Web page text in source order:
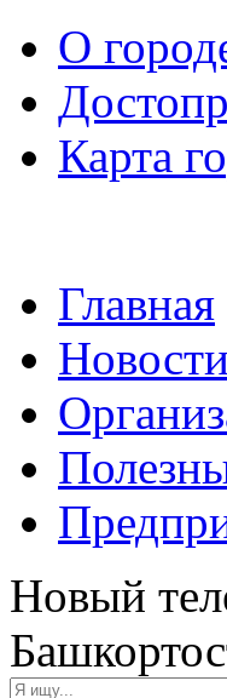
О
Карта
Главная
Новый